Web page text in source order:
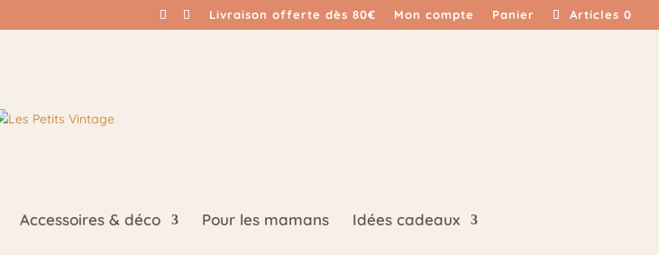
Livraison offerte dès 80€ Mon compte Panier Articles 0
Accessoires & déco Pour les mamans Idées cadeaux